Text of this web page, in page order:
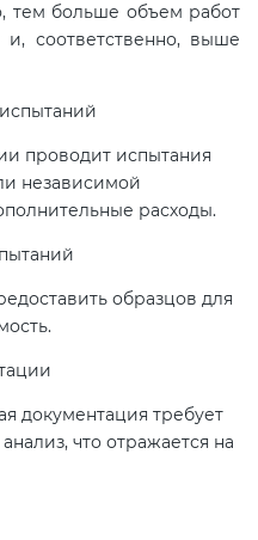
тем больше объем работ
и, соответственно, выше
проводит испытания
независимой
расходы.
образцов для
документация требует
что отражается на